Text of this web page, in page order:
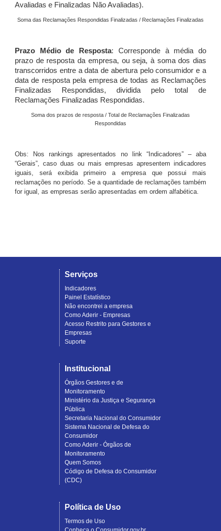
Avaliadas e Finalizadas Não Avaliadas).
Soma das Reclamações Respondidas Finalizadas / Reclamações Finalizadas
Prazo Médio de Resposta: Corresponde à média do
prazo de resposta da empresa, ou seja, à soma dos dias
transcorridos entre a data de abertura pelo consumidor e a
data de resposta pela empresa de todas as Reclamações
Finalizadas Respondidas, dividida pelo total de
Reclamações Finalizadas Respondidas.
Soma dos prazos de resposta / Total de Reclamações Finalizadas
Respondidas
Obs: Nos rankings apresentados no link “Indicadores” – aba
“Gerais”, caso duas ou mais empresas apresentem indicadores
iguais, será exibida primeiro a empresa que possui mais
reclamações no período. Se a quantidade de reclamações também
for igual, as empresas serão apresentadas em ordem alfabética.
Serviços
Indicadores
Painel Estatístico
Não encontrei a empresa
Como Aderir - Empresas
Acesso Restrito para Gestores e
Empresas
Suporte
Institucional
Órgãos Gestores e de
Monitoramento
Ministério da Justiça e Segurança
Pública
Secretaria Nacional do Consumidor
Sistema Nacional de Defesa do
Consumidor
Como Aderir - Órgãos de
Monitoramento
Quem Somos
Código de Defesa do Consumidor
(CDC)
Política de Uso
Termos de Uso